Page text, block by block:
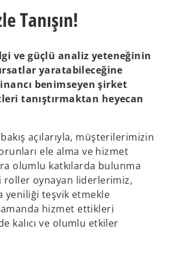
Tanışın!
ve güçlü analiz yeteneğinin
yaratabileceğine
benimseyen şirket
tanıştırmaktan heyecan
açılarıyla, müşterilerimizin
ele alma ve hizmet
olumlu katkılarda bulunma
roller oynayan liderlerimiz,
yeniliği teşvik etmekle
hizmet ettikleri
kalıcı ve olumlu etkiler